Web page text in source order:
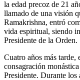
la edad precoz de 21
llamado de una visión
Ramakrishna, entró
vida espiritual, siendo
Presidente de la Orden.
Cuatro años más tarde,
consagración
Presidente. Durante los